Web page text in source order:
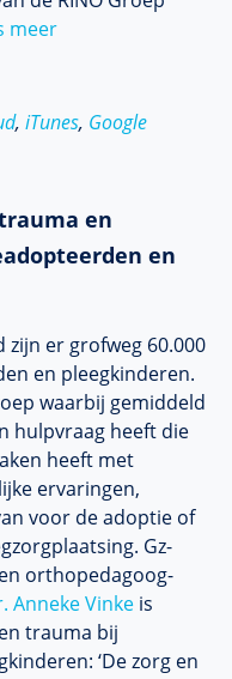
meer
, iTunes, Google
en
en
zijn er grofweg 60.000
en pleegkinderen.
waarbij gemiddeld
hulpvraag heeft die
heeft met
ervaringen,
voor de adoptie of
Gz-
orthopedagoog-
Anneke Vinke is
trauma bij
‘De zorg en